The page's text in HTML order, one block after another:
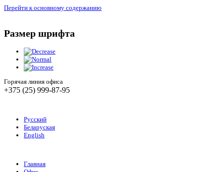
Перейти к основному содержанию
Размер шрифта
Горячая линия офиса
+375 (25) 999-87-95
Русский
Беларуская
English
Главная